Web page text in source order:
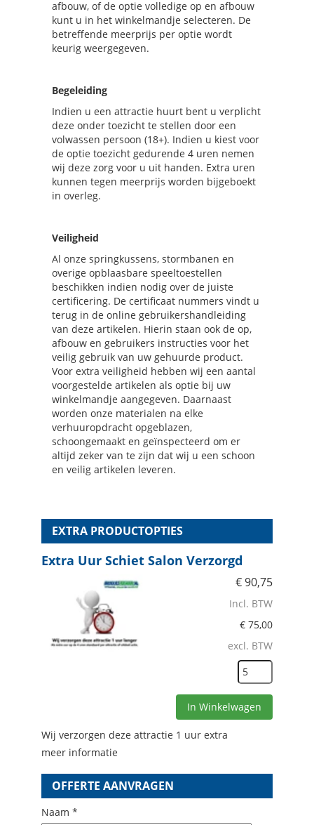
afbouw, of de optie volledige op en afbouw
kunt u in het winkelmandje selecteren. De
betreffende meerprijs per optie wordt
keurig weergegeven.
Begeleiding
Indien u een attractie huurt bent u verplicht
deze onder toezicht te stellen door een
volwassen persoon (18+). Indien u kiest voor
de optie toezicht gedurende 4 uren nemen
wij deze zorg voor u uit handen. Extra uren
kunnen tegen meerprijs worden bijgeboekt
in overleg.
Veiligheid
Al onze springkussens, stormbanen en
overige opblaasbare speeltoestellen
beschikken indien nodig over de juiste
certificering. De certificaat nummers vindt u
terug in de online gebruikershandleiding
van deze artikelen. Hierin staan ook de op,
afbouw en gebruikers instructies voor het
veilig gebruik van uw gehuurde product.
Voor extra veiligheid hebben wij een aantal
voorgestelde artikelen als optie bij uw
winkelmandje aangegeven. Daarnaast
worden onze materialen na elke
verhuuropdracht opgeblazen,
schoongemaakt en geïnspecteerd om er
altijd zeker van te zijn dat wij u een schoon
en veilig artikelen leveren.
EXTRA PRODUCTOPTIES
Extra Uur Schiet Salon Verzorgd
€90,75
Incl. BTW
€ 75,00
excl. BTW
In Winkelwagen
Wij verzorgen deze attractie 1 uur extra
meer informatie
OFFERTE AANVRAGEN
Naam *